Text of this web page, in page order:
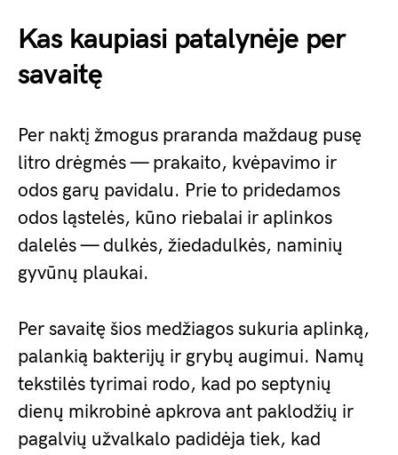
Kas kaupiasi patalynėje per
savaitę
Per naktį žmogus praranda maždaug pusę
litro drėgmės — prakaito, kvėpavimo ir
odos garų pavidalu. Prie to pridedamos
odos ląstelės, kūno riebalai ir aplinkos
dalelės — dulkės, žiedadulkės, naminių
gyvūnų plaukai.
Per savaitę šios medžiagos sukuria aplinką,
palankią bakterijų ir grybų augimui. Namų
tekstilės tyrimai rodo, kad po septynių
dienų mikrobinė apkrova ant paklodžių ir
pagalvių užvalkalo padidėja tiek, kad